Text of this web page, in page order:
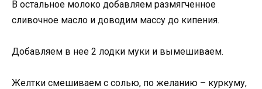
В остальное молоко добавляем размягченное
сливочное масло и доводим массу до кипения.
Добавляем в нее 2 лодки муки и вымешиваем.
Желтки смешиваем с солью, по желанию – куркуму,